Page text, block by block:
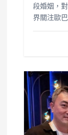
段婚姻，
界關注歐